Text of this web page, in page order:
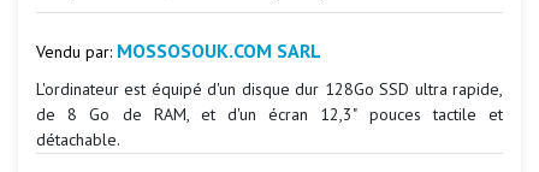
Vendu par: MOSSOSOUK.COM SARL
L'ordinateur est équipé d'un disque dur 128Go SSD ultra rapide,
de 8 Go de RAM, et d'un écran 12,3" pouces tactile et
détachable.